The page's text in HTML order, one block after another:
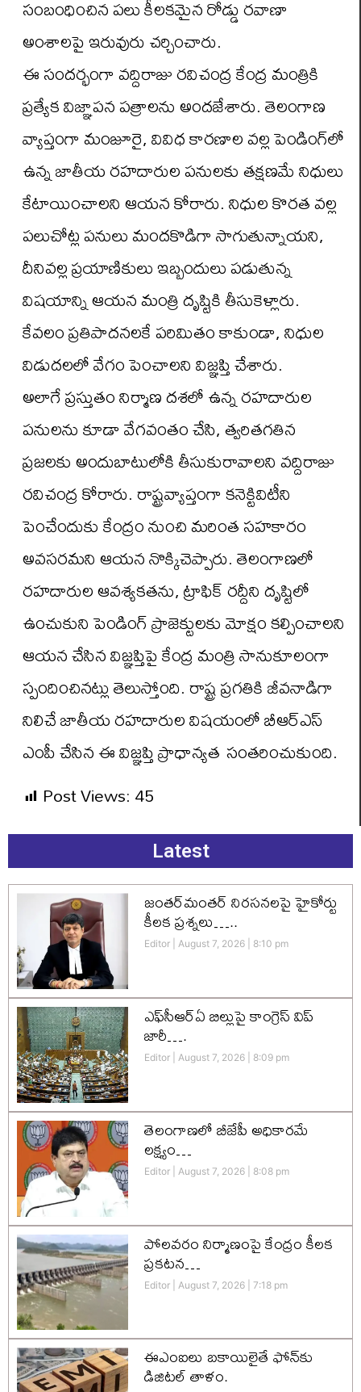
సంబంధించిన పలు కీలకమైన రోడ్డు రవాణా
అంశాలపై ఇరువురు చర్చించారు.
ఈ సందర్భంగా వద్దిరాజు రవిచంద్ర కేంద్ర మంత్రికి
ప్రత్యేక విజ్ఞాపన పత్రాలను అందజేశారు. తెలంగాణ
వ్యాప్తంగా మంజూరై, వివిధ కారణాల వల్ల పెండింగ్‌లో
ఉన్న జాతీయ రహదారుల పనులకు తక్షణమే నిధులు
కేటాయించాలని ఆయన కోరారు. నిధుల కొరత వల్ల
పలుచోట్ల పనులు మందకొడిగా సాగుతున్నాయని,
దీనివల్ల ప్రయాణికులు ఇబ్బందులు పడుతున్న
విషయాన్ని ఆయన మంత్రి దృష్టికి తీసుకెళ్లారు.
కేవలం ప్రతిపాదనలకే పరిమితం కాకుండా, నిధుల
విడుదలలో వేగం పెంచాలని విజ్ఞప్తి చేశారు.
అలాగే ప్రస్తుతం నిర్మాణ దశలో ఉన్న రహదారుల
పనులను కూడా వేగవంతం చేసి, త్వరితగతిన
ప్రజలకు అందుబాటులోకి తీసుకురావాలని వద్దిరాజు
రవిచంద్ర కోరారు. రాష్ట్రవ్యాప్తంగా కనెక్టివిటీని
పెంచేందుకు కేంద్రం నుంచి మరింత సహకారం
అవసరమని ఆయన నొక్కిచెప్పారు. తెలంగాణలో
రహదారుల ఆవశ్యకతను, ట్రాఫిక్ రద్దీని దృష్టిలో
ఉంచుకుని పెండింగ్ ప్రాజెక్టులకు మోక్షం కల్పించాలని
ఆయన చేసిన విజ్ఞప్తిపై కేంద్ర మంత్రి సానుకూలంగా
స్పందించినట్లు తెలుస్తోంది. రాష్ట్ర ప్రగతికి జీవనాడిగా
నిలిచే జాతీయ రహదారుల విషయంలో బీఆర్ఎస్
ఎంపీ చేసిన ఈ విజ్ఞప్తి ప్రాధాన్యత సంతరించుకుంది.
Post Views:45
Latest
జంతర్‌మంతర్ నిరసనలపై హైకోర్టు
కీలక ప్రశ్నలు…..
Editor August 7, 2026 8:10 pm
ఎఫ్‌సీఆర్‌ఏ బిల్లుపై కాంగ్రెస్ విప్
జారీ….
Editor August 7, 2026 8:09 pm
తెలంగాణలో బీజేపీ అధికారమే
లక్ష్యం…
Editor August 7, 2026 8:08 pm
పోలవరం నిర్మాణంపై కేంద్రం కీలక
ప్రకటన…
Editor August 7, 2026 7:18 pm
ఈఎంఐలు బకాయిలైతే ఫోన్‌కు
డిజిటల్ తాళం.